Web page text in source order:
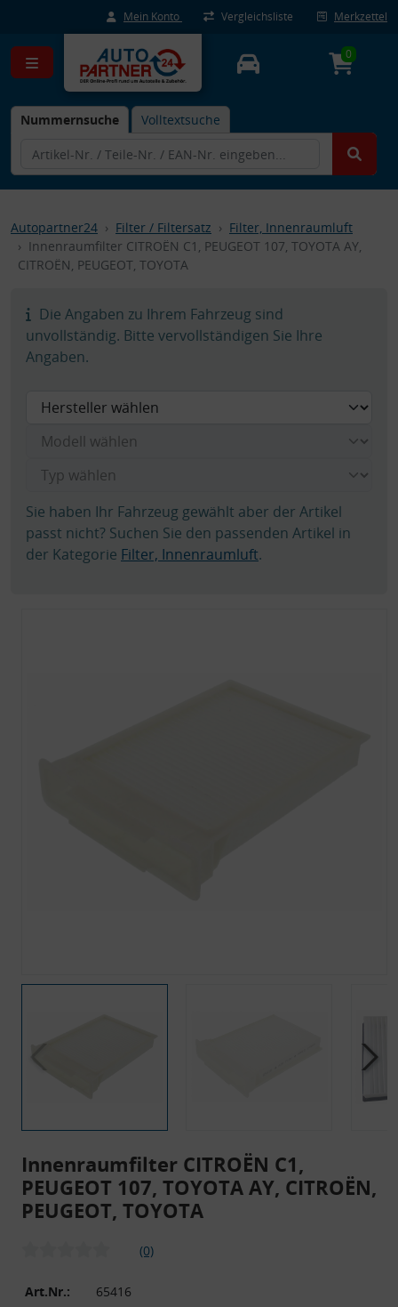
Mein Konto Vergleichsliste Merkzettel
Nummernsuche Volltextsuche
0
Autopartner24 Filter / Filtersatz
Filter, Innenraumluft
Innenraumfilter CITROËN C1, PEUGEOT 107, TOYOTA AY,
CITROËN, PEUGEOT, TOYOTA
Die Angaben zu Ihrem Fahrzeug sind
unvollständig. Bitte vervollständigen Sie Ihre
Angaben.
Sie haben Ihr Fahrzeug gewählt aber der Artikel
passt nicht? Suchen Sie den passenden Artikel in
der Kategorie Filter, Innenraumluft.
Innenraumfilter CITROËN C1,
PEUGEOT 107, TOYOTA AY, CITROËN,
PEUGEOT, TOYOTA
(0)
Art.Nr.:
65416